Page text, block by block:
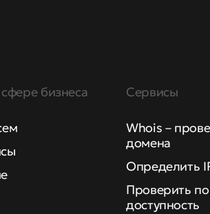
бизнеса Сервисы
Whois –
домена
Определить
Проверить
доступность